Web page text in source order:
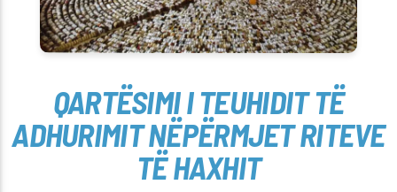
QARTËSIMI I TEUHIDIT TË
ADHURIMIT NËPËRMJET RITEVE
TË HAXHIT